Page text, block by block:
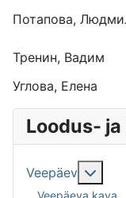
Loodus-
Veepäev
Потапова,
Тренин, Вадим
Углова, Елена